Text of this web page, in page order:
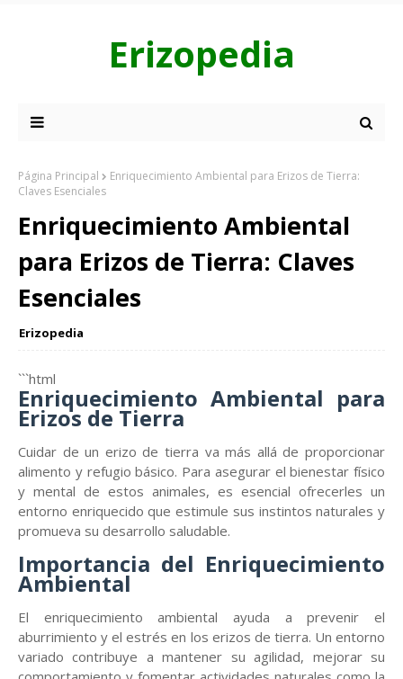
Erizopedia
Página Principal
Enriquecimiento Ambiental para Erizos de Tierra:
Claves Esenciales
Enriquecimiento Ambiental
para Erizos de Tierra: Claves
Esenciales
Erizopedia
```html
Enriquecimiento Ambiental para
Erizos de Tierra
Cuidar de un erizo de tierra va más allá de proporcionar
alimento y refugio básico. Para asegurar el bienestar físico
y mental de estos animales, es esencial ofrecerles un
entorno enriquecido que estimule sus instintos naturales y
promueva su desarrollo saludable.
Importancia del Enriquecimiento
Ambiental
El enriquecimiento ambiental ayuda a prevenir el
aburrimiento y el estrés en los erizos de tierra. Un entorno
variado contribuye a mantener su agilidad, mejorar su